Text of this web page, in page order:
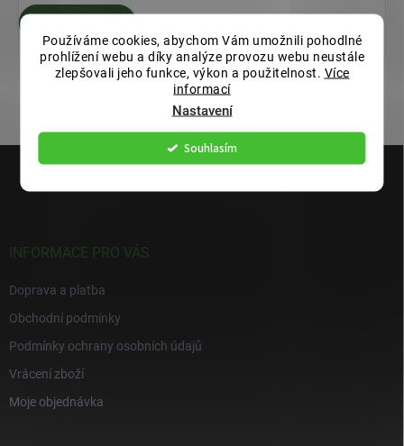
Používáme cookies, abychom Vám umožnili pohodlné
prohlížení webu a díky analýze provozu webu neustále
zlepšovali jeho funkce, výkon a použitelnost. Více
informací
Nastavení
Souhlasím
INFORMACE PRO VÁS
Doprava a platba
Obchodní podmínky
Podmínky ochrany osobních údajů
Vrácení zboží
Moje objednávka